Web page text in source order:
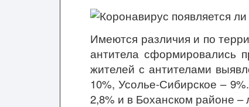
Имеются различия и по
антитела сформировались
жителей с антителами
10%, Усолье-Сибирское –
2,8% и в Боханском районе –